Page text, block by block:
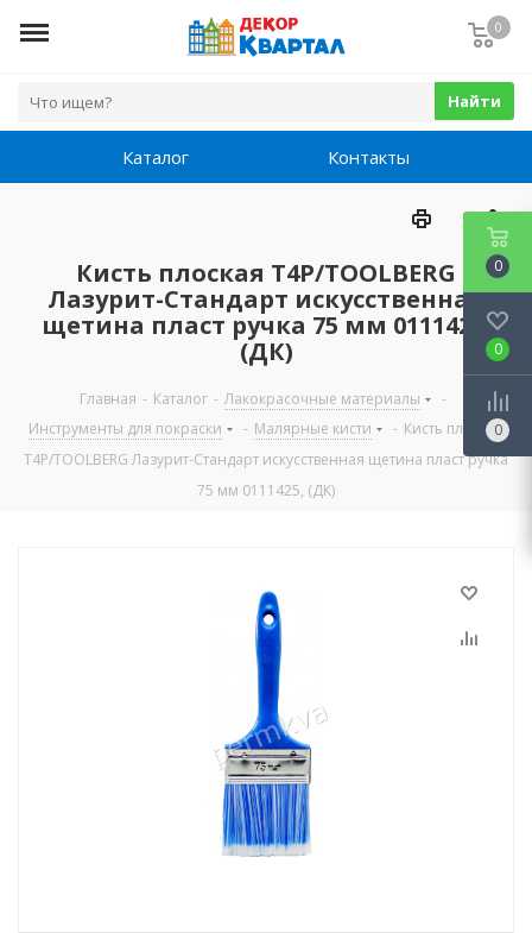
0
Найти
Каталог Контакты
Кисть плоская Т4Р/TOOLBERG
Лазурит-Стандарт искусственная
щетина пласт ручка 75 мм 0111425,
(ДК)
Главная - Каталог - Лакокрасочные материалы
-
Инструменты для покраски
- Малярные кисти - Кисть плоская
Т4Р/TOOLBERG Лазурит-Стандарт искусственная щетина пласт ручка
75 мм 0111425, (ДК)
0
0
0